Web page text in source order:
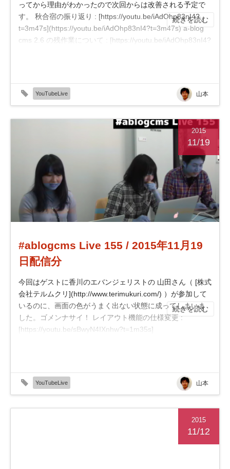
ってから理由がわかったので次回からは改善される予定で
す。 秋合宿の振り返り : [https://youtu.be/iAdOhp83nI4?
t=3m47s](https://youtu.be/iAdOhp83nI4?t=3m47s) a-blog
cms 2.6 の残作業について : [https://youtu.be/iAdOhp83nI4?
続きを読む
YouTubeLive 山本
2015
11/19
#ablogcms Live 155 / 2015年11月19
日配信分
今回はゲストに香川のエバンジェリストの 山田さん（ [株式
会社テルムクリ](http://www.terimukuri.com/) ）が参加して
いるのに、画面の色がうまく出ない状態に成ってしまいま
した。ゴメンナサイ！ レイアウト機能の仕様変更 :
[https://youtu.be/sBwyN4IXnhw?t=1m35s]
続きを読む
YouTubeLive 山本
2015
11/12